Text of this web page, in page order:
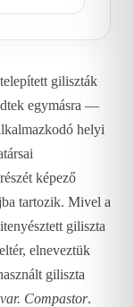
giliszták
egymásra —
helyi
képező
tartozik. Mivel a
giliszta
elneveztük
giliszta
Compastor.